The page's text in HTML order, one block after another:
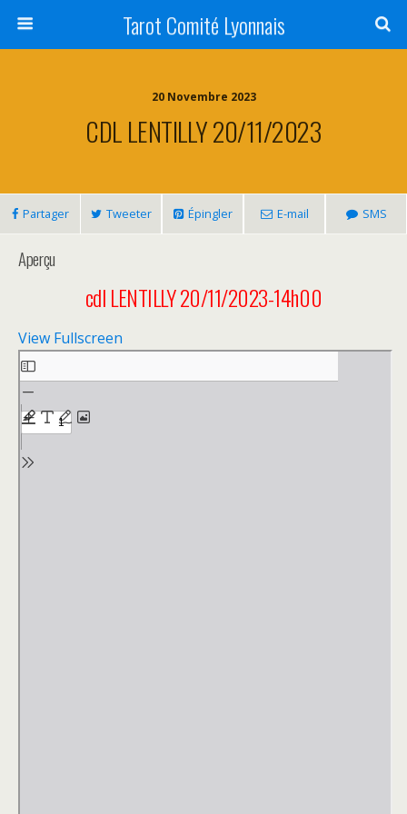
Tarot Comité Lyonnais
20 Novembre 2023
CDL LENTILLY 20/11/2023
Partager Tweeter Épingler E-mail SMS
Aperçu
cdl LENTILLY 20/11/2023-14h00
View Fullscreen